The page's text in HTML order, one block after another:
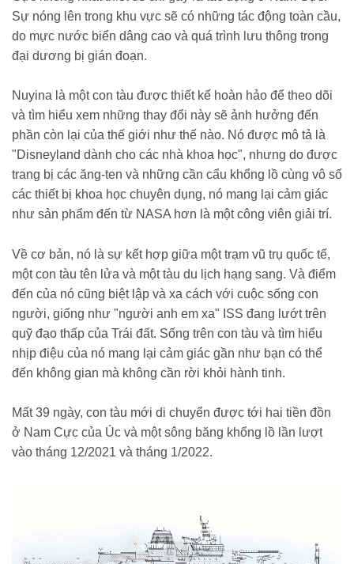
Sự nóng lên trong khu vực sẽ có những tác động toàn cầu,
do mực nước biển dâng cao và quá trình lưu thông trong
đại dương bị gián đoạn.
Nuyina là một con tàu được thiết kế hoàn hảo để theo dõi
và tìm hiểu xem những thay đổi này sẽ ảnh hưởng đến
phần còn lại của thế giới như thế nào. Nó được mô tả là
"Disneyland dành cho các nhà khoa học", nhưng do được
trang bị các ăng-ten và những cần cẩu khổng lồ cùng vô số
các thiết bị khoa học chuyên dụng, nó mang lại cảm giác
như sản phẩm đến từ NASA hơn là một công viên giải trí.
Về cơ bản, nó là sự kết hợp giữa một trạm vũ trụ quốc tế,
một con tàu tên lửa và một tàu du lịch hạng sang. Và điểm
đến của nó cũng biệt lập và xa cách với cuộc sống con
người, giống như "người anh em xa" ISS đang lướt trên
quỹ đạo thấp của Trái đất. Sống trên con tàu và tìm hiểu
nhịp điệu của nó mang lại cảm giác gần như bạn có thể
đến không gian mà không cần rời khỏi hành tinh.
Mất 39 ngày, con tàu mới di chuyển được tới hai tiền đồn
ở Nam Cực của Úc và một sông băng khổng lồ lần lượt
vào tháng 12/2021 và tháng 1/2022.